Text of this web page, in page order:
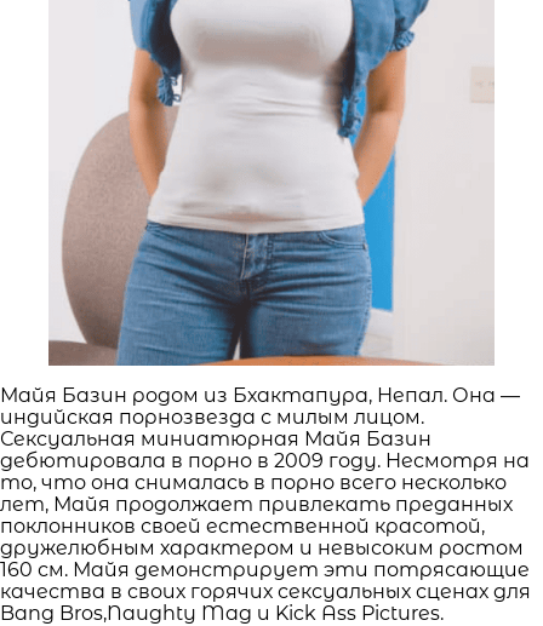
Майя Базин родом из Бхактапура, Непал. Она —
индийская порнозвезда с милым лицом.
Сексуальная миниатюрная Майя Базин
дебютировала в порно в 2009 году. Несмотря на
то, что она снималась в порно всего несколько
лет, Майя продолжает привлекать преданных
поклонников своей естественной красотой,
дружелюбным характером и невысоким ростом
160 см. Майя демонстрирует эти потрясающие
качества в своих горячих сексуальных сценах для
Bang Bros,Naughty Mag и Kick Ass Pictures.